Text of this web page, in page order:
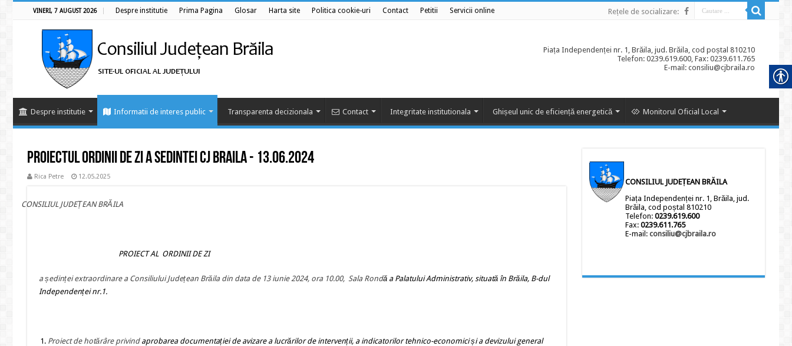
VINERI, 7 AUGUST 2026 Despre institutie Prima Pagina Glosar Harta site Politica cookie-uri Contact Petitii Servicii online Rețele de socializare:
Piața Independenței nr. 1, Brăila, jud. Brăila, cod poștal 810210
Telefon: 0239.619.600, Fax: 0239.611.765
E-mail: consiliu@cjbraila.ro
Despre institutie Informatii de interes public Transparenta decizionala Contact Integritate institutionala Ghișeul unic de eficiență energetică Monitorul Oficial Local
Proiectul ordinii de zi a sedintei CJ BRAILA - 13.06.2024
Rica Petre 12.05.2025
CONSILIUL JUDEȚEAN BRĂILA
PROIECT AL ORDINII DE ZI
a ședinței extraordinare a Consiliului Județean Brăila din data de 13 iunie 2024, ora 10.00, Sala Rondă a Palatului Administrativ, situată în Brăila, B-dul
Independenței nr.1.
Proiect de hotărâre privind aprobarea documentației de avizare a lucrărilor de intervenții, a indicatorilor tehnico-economici și a devizului general
CONSILIUL JUDEȚEAN BRĂILA
Piața Independenței nr. 1, Brăila, jud.
Brăila, cod poștal 810210
Telefon: 0239.619.600
Fax: 0239.611.765
E-mail: consiliu@cjbraila.ro